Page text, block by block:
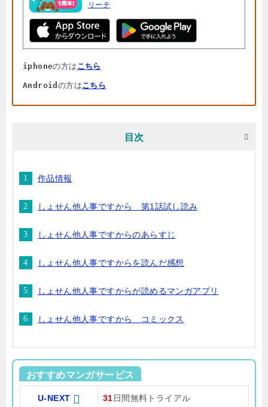
リーチ
iphoneの方は こちら
Android の方はこちら
目次
作品情報
しょせん他人事ですから 第1話試し読み
しょせん他人事ですからのあらすじ
しょせん他人事ですからを読んだ感想
しょせん他人事ですからが読めるマンガアプリ
しょせん他人事ですから コミックス
おすすめマンガサービス
U-NEXT 31 日間無料トライアル